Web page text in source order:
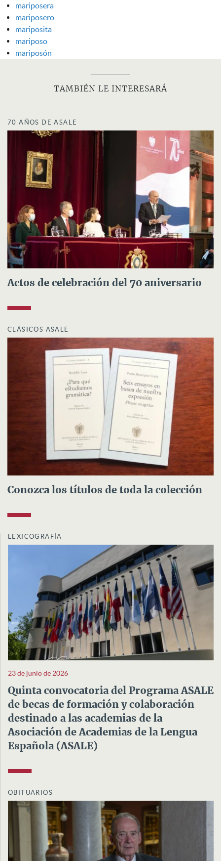
mariposera
mariposero
mariposita
mariposo
mariposón
TAMBIÉN LE INTERESARÁ
70 AÑOS DE ASALE
Actos de celebración del 70 aniversario
CLÁSICOS ASALE
Conozca los títulos de toda la colección
LEXICOGRAFÍA
23 de junio de 2026
Quinta convocatoria del Programa ASALE
de becas de formación y colaboración
destinado a las academias de la
Asociación de Academias de la Lengua
Española (ASALE)
OBITUARIOS